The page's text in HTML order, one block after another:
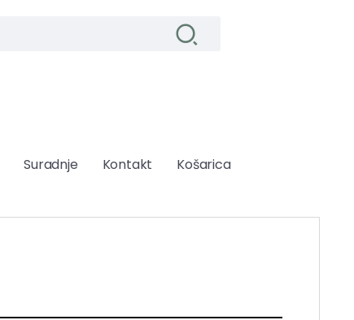
Suradnje Kontakt Košarica